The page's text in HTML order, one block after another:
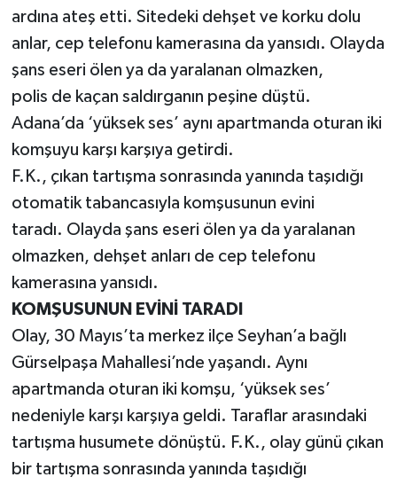
ardına ateş etti. Sitedeki dehşet ve korku dolu
anlar, cep telefonu kamerasına da yansıdı. Olayda
şans eseri ölen ya da yaralanan olmazken,
polis de kaçan saldırganın peşine düştü.
Adana’da ‘yüksek ses’ aynı apartmanda oturan iki
komşuyu karşı karşıya getirdi.
F.K., çıkan tartışma sonrasında yanında taşıdığı
otomatik tabancasıyla komşusunun evini
taradı. Olayda şans eseri ölen ya da yaralanan
olmazken, dehşet anları de cep telefonu
kamerasına yansıdı.
KOMŞUSUNUN EVİNİ TARADI
Olay, 30 Mayıs’ta merkez ilçe Seyhan’a bağlı
Gürselpaşa Mahallesi’nde yaşandı. Aynı
apartmanda oturan iki komşu, ‘yüksek ses’
nedeniyle karşı karşıya geldi. Taraflar arasındaki
tartışma husumete dönüştü. F.K., olay günü çıkan
bir tartışma sonrasında yanında taşıdığı